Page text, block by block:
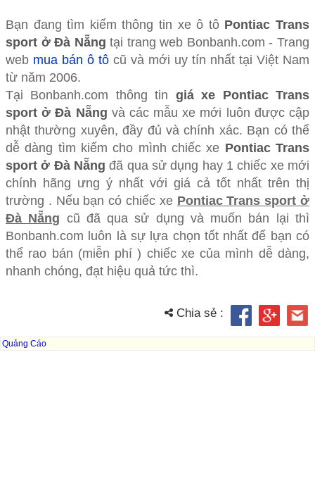
Bạn đang tìm kiếm thông tin xe ô tô Pontiac Trans
sport ở Đà Nẵng tại trang web Bonbanh.com - Trang
web mua bán ô tô cũ và mới uy tín nhất tại Việt Nam
từ năm 2006.
Tại Bonbanh.com thông tin giá xe Pontiac Trans
sport ở Đà Nẵng và các mẫu xe mới luôn được cập
nhật thường xuyên, đầy đủ và chính xác. Bạn có thể
dễ dàng tìm kiếm cho mình chiếc xe Pontiac Trans
sport ở Đà Nẵng đã qua sử dụng hay 1 chiếc xe mới
chính hãng ưng ý nhất với giá cả tốt nhất trên thị
trường . Nếu bạn có chiếc xe Pontiac Trans sport ở
Đà Nẵng cũ đã qua sử dụng và muốn bán lại thì
Bonbanh.com luôn là sự lựa chọn tốt nhất để bạn có
thể rao bán (miễn phí ) chiếc xe của mình dễ dàng,
nhanh chóng, đạt hiệu quả tức thì.
Chia sẻ :
Quảng Cáo